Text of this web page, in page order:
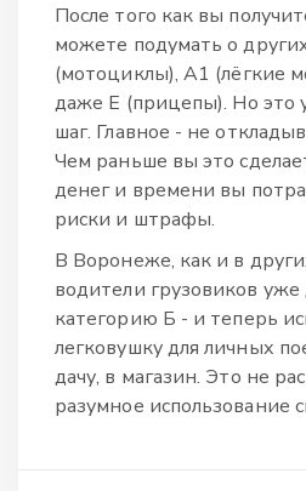
После того как вы
можете подумать о
(мотоциклы), А1 (лёгкие
даже Е (прицепы). Но это
шаг. Главное - не
Чем раньше вы это
денег и времени вы
риски и штрафы.
В Воронеже, как и в
водители грузовиков уже
категорию Б - и теперь
легковушку для личных
дачу, в магазин. Это не
разумное использование